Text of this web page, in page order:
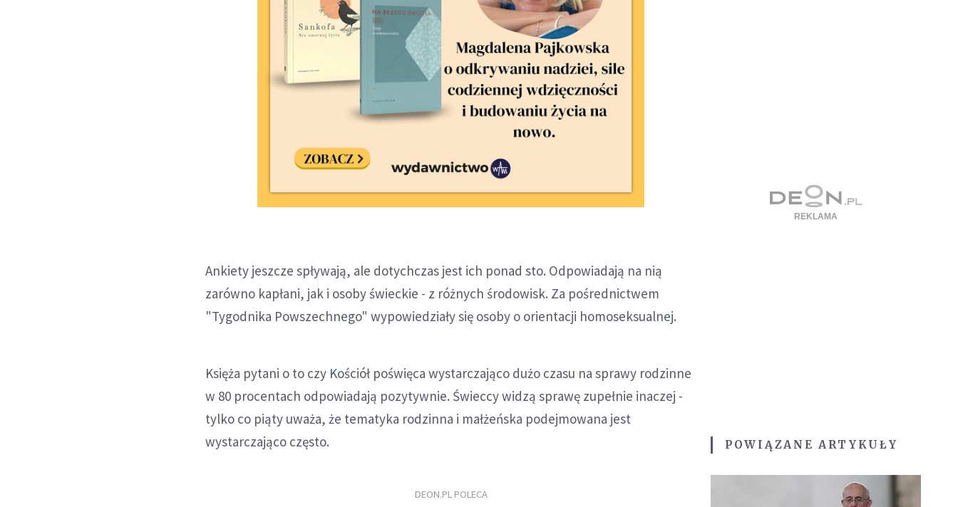
Ankiety jeszcze spływają, ale dotychczas jest ich ponad sto. Odpowiadają na nią
zarówno kapłani, jak i osoby świeckie - z różnych środowisk. Za pośrednictwem
"Tygodnika Powszechnego" wypowiedziały się osoby o orientacji homoseksualnej.
Księża pytani o to czy Kościół poświęca wystarczająco dużo czasu na sprawy rodzinne
w 80 procentach odpowiadają pozytywnie. Świeccy widzą sprawę zupełnie inaczej -
tylko co piąty uważa, że tematyka rodzinna i małżeńska podejmowana jest
wystarczająco często.
DEON.PL POLECA
POWIĄZANE ARTYKUŁY